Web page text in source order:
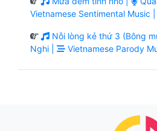
Vietnamese Sentimental Music |
Nỗi lòng kẻ thứ 3 (Bông
Nghi |
Vietnamese Parody